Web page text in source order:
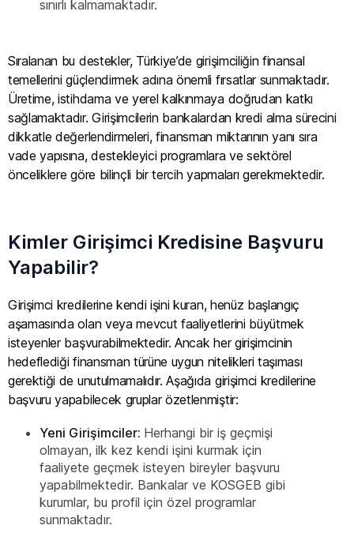
sınırlı kalmamaktadır.
Sıralanan bu destekler, Türkiye’de girişimciliğin finansal
temellerini güçlendirmek adına önemli fırsatlar sunmaktadır.
Üretime, istihdama ve yerel kalkınmaya doğrudan katkı
sağlamaktadır. Girişimcilerin bankalardan kredi alma sürecini
dikkatle değerlendirmeleri, finansman miktarının yanı sıra
vade yapısına, destekleyici programlara ve sektörel
önceliklere göre bilinçli bir tercih yapmaları gerekmektedir.
Kimler Girişimci Kredisine Başvuru
Yapabilir?
Girişimci kredilerine kendi işini kuran, henüz başlangıç
aşamasında olan veya mevcut faaliyetlerini büyütmek
isteyenler başvurabilmektedir. Ancak her girişimcinin
hedeflediği finansman türüne uygun nitelikleri taşıması
gerektiği de unutulmamalıdır. Aşağıda girişimci kredilerine
başvuru yapabilecek gruplar özetlenmiştir:
Yeni Girişimciler: Herhangi bir iş geçmişi
olmayan, ilk kez kendi işini kurmak için
faaliyete geçmek isteyen bireyler başvuru
yapabilmektedir. Bankalar ve KOSGEB gibi
kurumlar, bu profil için özel programlar
sunmaktadır.